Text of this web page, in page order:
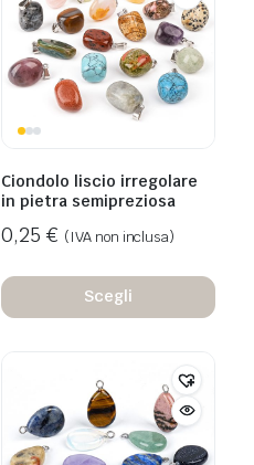
Ciondolo liscio irregolare
in pietra semipreziosa
0,25 € (IVA non inclusa)
Scegli